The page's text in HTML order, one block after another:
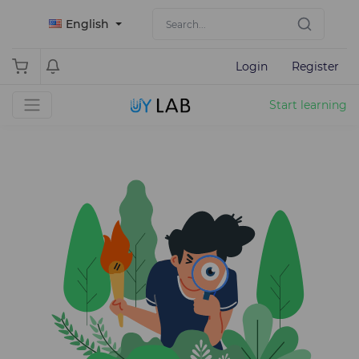
English
Login Register
Start learning